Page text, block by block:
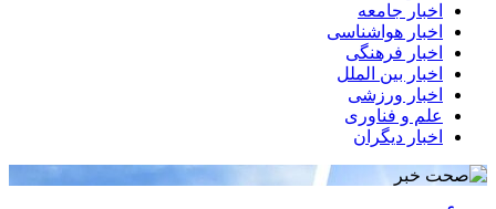
اخبار جامعه
اخبار هواشناسی
اخبار فرهنگی
اخبار بین الملل
اخبار ورزشی
علم و فناوری
اخبار دیگران